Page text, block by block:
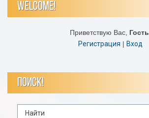
WELCOME!
Приветствую Вас, Гость
Регистрация | Вход
ПОИСК!